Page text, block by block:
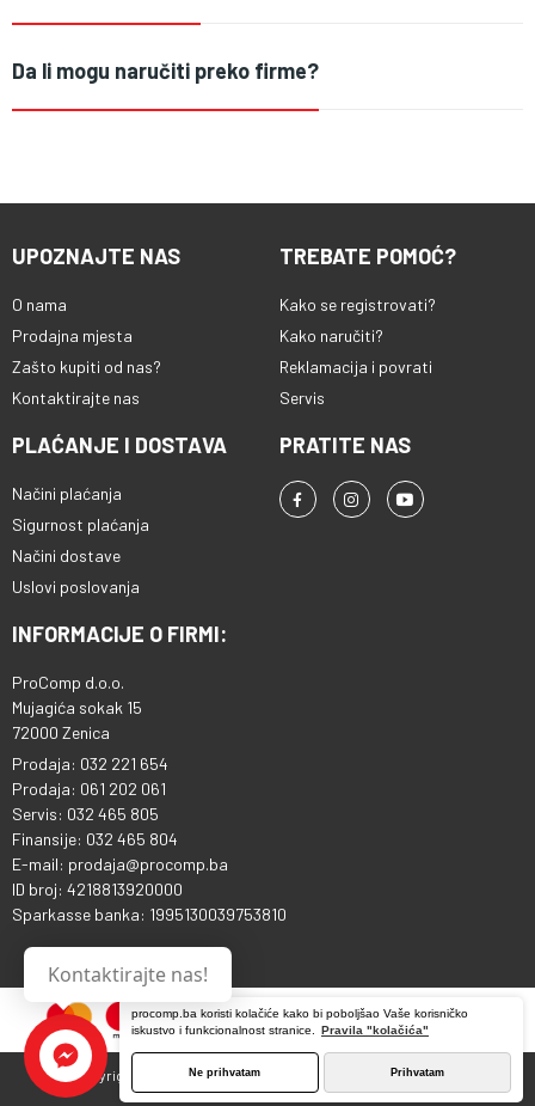
procomp.ba koristi kolačiće kako bi poboljšao Vaše korisničko
iskustvo i funkcionalnost stranice.
Pravila "kolačića"
Ne prihvatam Prihvatam
Da li mogu naručiti preko firme?
UPOZNAJTE NAS
O nama
Prodajna mjesta
Zašto kupiti od nas?
Kontaktirajte nas
TREBATE POMOĆ?
Kako se registrovati?
Kako naručiti?
Reklamacija i povrati
Servis
PLAĆANJE I DOSTAVA
Načini plaćanja
Sigurnost plaćanja
Načini dostave
Uslovi poslovanja
PRATITE NAS
INFORMACIJE O FIRMI:
ProComp d.o.o.
Mujagića sokak 15
72000 Zenica
Prodaja: 032 221 654
Prodaja: 061 202 061
Servis: 032 465 805
Finansije: 032 465 804
E-mail: prodaja@procomp.ba
ID broj: 4218813920000
Sparkasse banka: 1995130039753810
Copyright © 2013 - 2026 ProComp d.o.o. Sva prava pridržana.
Kontaktirajte nas!